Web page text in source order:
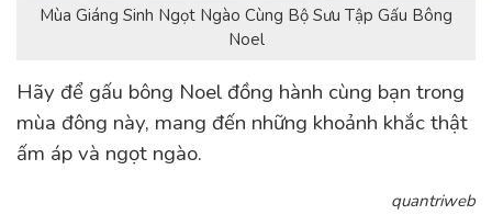
Mùa Giáng Sinh Ngọt Ngào Cùng Bộ Sưu Tập Gấu Bông
Noel
Hãy để gấu bông Noel đồng hành cùng bạn trong
mùa đông này, mang đến những khoảnh khắc thật
ấm áp và ngọt ngào.
quantriweb